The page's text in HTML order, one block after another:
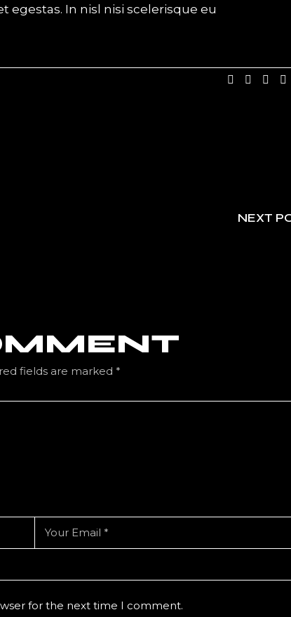
egestas. In nisl nisi scelerisque eu
NEXT
fields are marked *
for the next time I comment.